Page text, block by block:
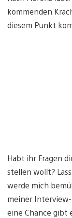
kommenden
diesem Punkt
Habt ihr Fragen
stellen wollt?
werde mich
meiner
eine Chance gibt